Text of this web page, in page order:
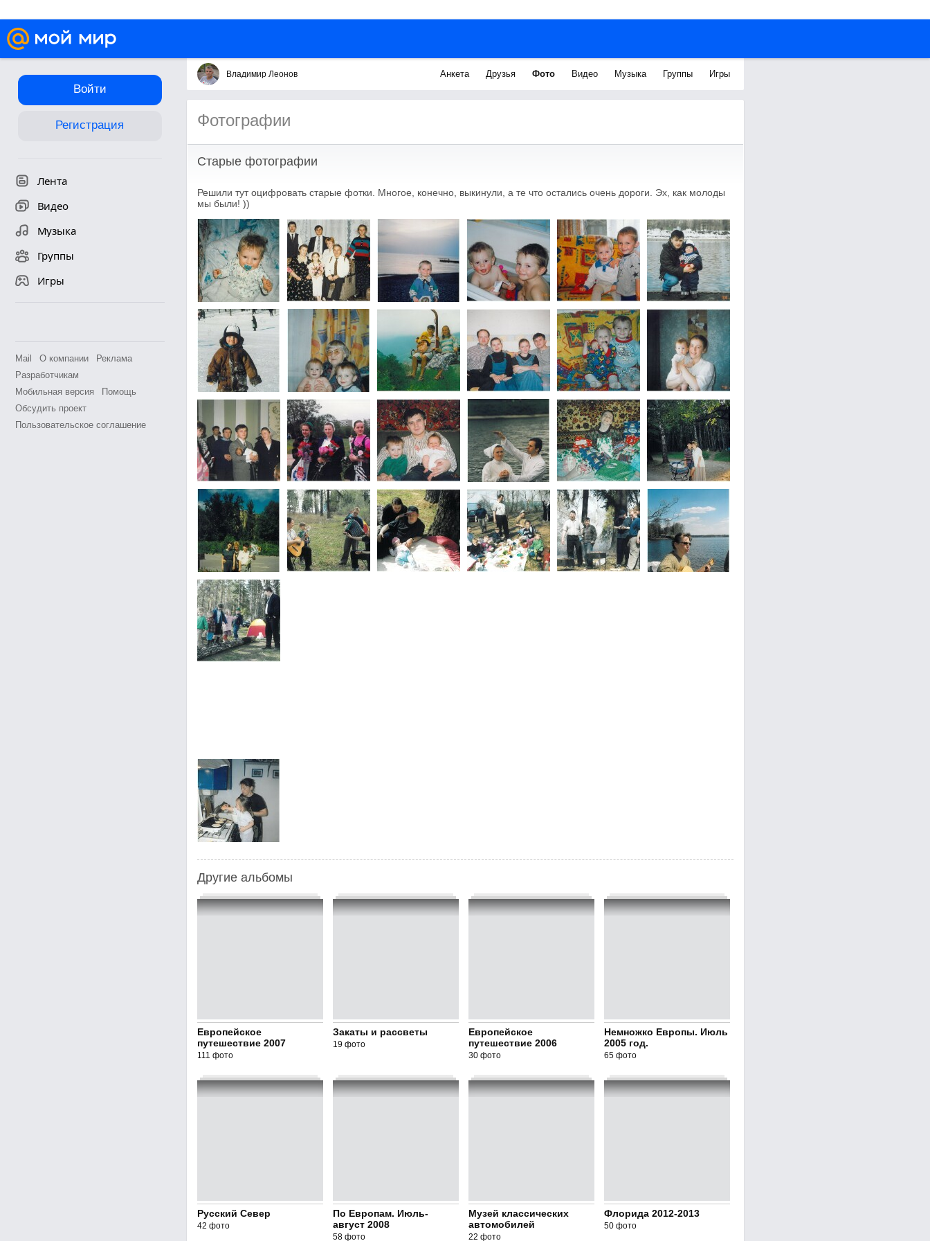
Войти
Регистрация
Лента
Видео
Музыка
Группы
Игры
Mail О компании
Реклама
Разработчикам
Мобильная версия
Помощь
Обсудить проект
Пользовательское соглашение
Владимир Леонов Анкета Друзья Фото Видео Музыка Группы Игры
Фотографии
Старые фотографии
Решили тут оцифровать старые фотки. Многое, конечно, выкинули, а те что остались очень дороги. Эх, как молоды
мы были! ))
Другие альбомы
Европейское
путешествие 2007
111 фото
Закаты и рассветы
19 фото
Европейское
путешествие 2006
30 фото
Немножко Европы. Июль
2005 год.
65 фото
Русский Север
42 фото
По Европам. Июль-
август 2008
58 фото
Музей классических
автомобилей
22 фото
Флорида 2012-2013
50 фото